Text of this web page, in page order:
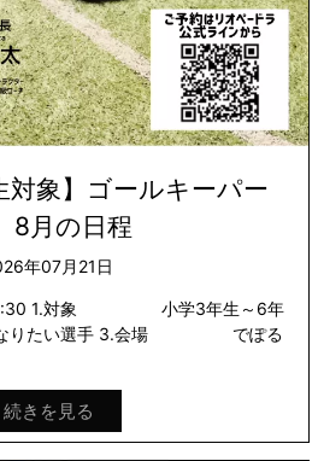
対象】ゴールキーパー
月の日程
年07月21日
18:30 1.対象 小学3年生～6年
なりたい選手 3.会場 でぽる
続きを見る